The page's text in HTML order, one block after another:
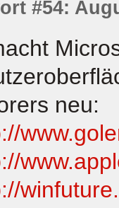
#54:
neu: